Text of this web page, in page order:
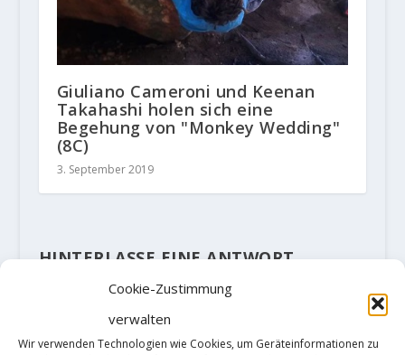
Cookie-Zustimmung
verwalten
Wir verwenden Technologien wie Cookies, um Geräteinformationen zu
Giuliano Cameroni und Keenan
Takahashi holen sich eine
Begehung von "Monkey Wedding"
(8C)
3. September 2019
HINTERLASSE EINE ANTWORT
Deine E-Mail-Adresse wird nicht
Erforderliche Felder
sind mit*markiert